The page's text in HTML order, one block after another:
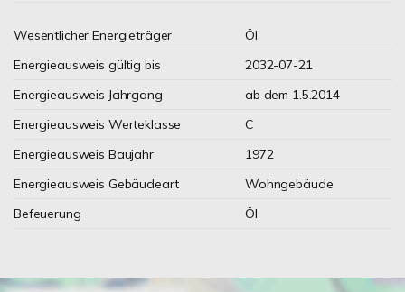
Wesentlicher Energieträger
Öl
Energieausweis gültig bis
2032-07-21
Energieausweis Jahrgang
ab dem 1.5.2014
Energieausweis Werteklasse
C
Energieausweis Baujahr
1972
Energieausweis Gebäudeart
Wohngebäude
Befeuerung
Öl